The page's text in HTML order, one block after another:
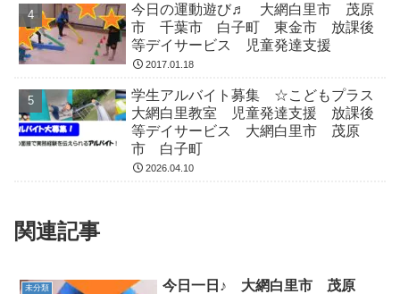
今日の運動遊び♬ 大網白里市 茂原
市 千葉市 白子町 東金市 放課後
等デイサービス 児童発達支援
2017.01.18
学生アルバイト募集 ☆こどもプラス
大網白里教室 児童発達支援 放課後
等デイサービス 大網白里市 茂原
市 白子町
2026.04.10
関連記事
未分類
今日一日♪ 大網白里市 茂原